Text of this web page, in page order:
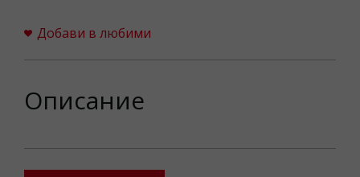
Добави в любими
Описание